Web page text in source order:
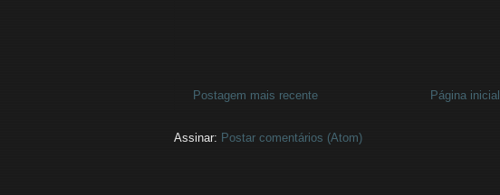
Postagem mais recente Página inicial
Assinar: Postar comentários (Atom)